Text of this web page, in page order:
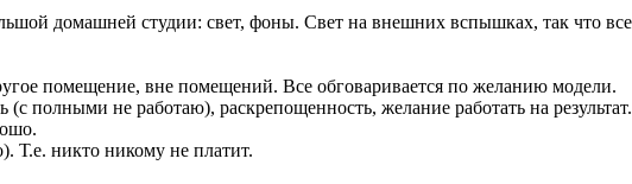
домашней студии: свет, фоны. Свет на внешних вспышках, так что
помещение, вне помещений. Все обговаривается по желанию модели.
(с полными не работаю), раскрепощенность, желание работать на
Т.е. никто никому не платит.